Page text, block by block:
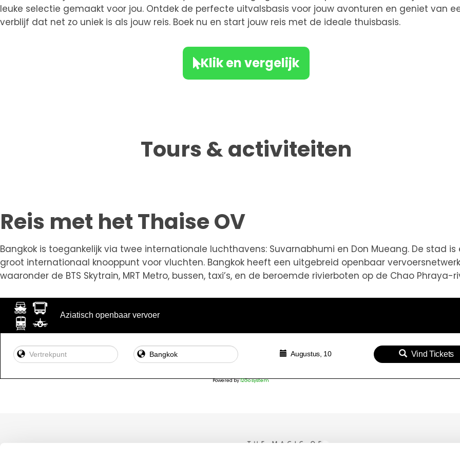
leuke selectie gemaakt voor jou. Ontdek de perfecte uitvalsbasis voor jouw avonturen en geniet van
verblijf dat net zo uniek is als jouw reis. Boek nu en start jouw reis met de ideale thuisbasis.
Klik en vergelijk
Tours & activiteiten
Reis met het Thaise OV
Bangkok is toegankelijk via twee internationale luchthavens: Suvarnabhumi en Don Mueang. De stad is
groot internationaal knooppunt voor vluchten. Bangkok heeft een uitgebreid openbaar
waaronder de BTS Skytrain, MRT Metro, bussen, taxi’s, en de beroemde rivierboten op de Chao Phraya-
Aziatisch openbaar vervoer
Augustus, 10 Vind Tickets
Powered by12Go system